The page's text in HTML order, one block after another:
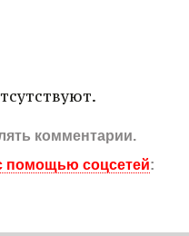
комментарии.
помощью соцсетей: